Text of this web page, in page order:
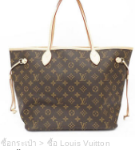
ซื้อกระเป๋า > ซื้อ Louis Vuitton